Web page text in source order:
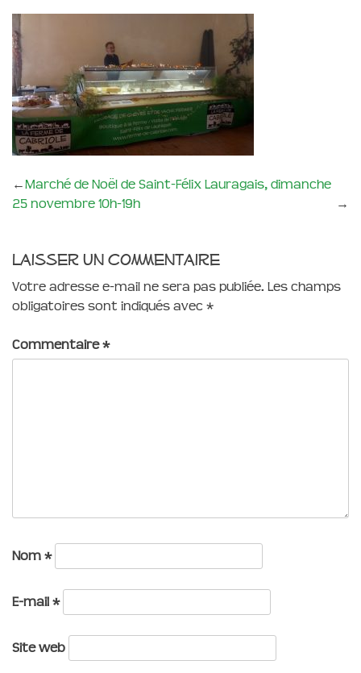
←Marché de Noël de Saint-Félix Lauragais, dimanche
25 novembre 10h-19h
→
Laisser un commentaire
Votre adresse e-mail ne sera pas publiée. Les champs
obligatoires sont indiqués avec *
Commentaire*
Nom *
E-mail *
Site web